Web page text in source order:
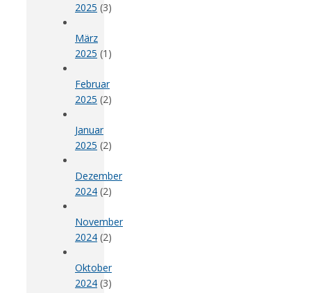
2025 (3)
März
2025 (1)
Februar
2025 (2)
Januar
2025 (2)
Dezember
2024 (2)
November
2024 (2)
Oktober
2024 (3)